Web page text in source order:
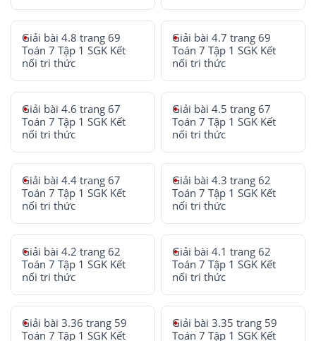
Giải bài 4.8 trang 69
Toán 7 Tập 1 SGK Kết
nối tri thức
Giải bài 4.7 trang 69
Toán 7 Tập 1 SGK Kết
nối tri thức
Giải bài 4.6 trang 67
Toán 7 Tập 1 SGK Kết
nối tri thức
Giải bài 4.5 trang 67
Toán 7 Tập 1 SGK Kết
nối tri thức
Giải bài 4.4 trang 67
Toán 7 Tập 1 SGK Kết
nối tri thức
Giải bài 4.3 trang 62
Toán 7 Tập 1 SGK Kết
nối tri thức
Giải bài 4.2 trang 62
Toán 7 Tập 1 SGK Kết
nối tri thức
Giải bài 4.1 trang 62
Toán 7 Tập 1 SGK Kết
nối tri thức
Giải bài 3.36 trang 59
Toán 7 Tập 1 SGK Kết
Giải bài 3.35 trang 59
Toán 7 Tập 1 SGK Kết